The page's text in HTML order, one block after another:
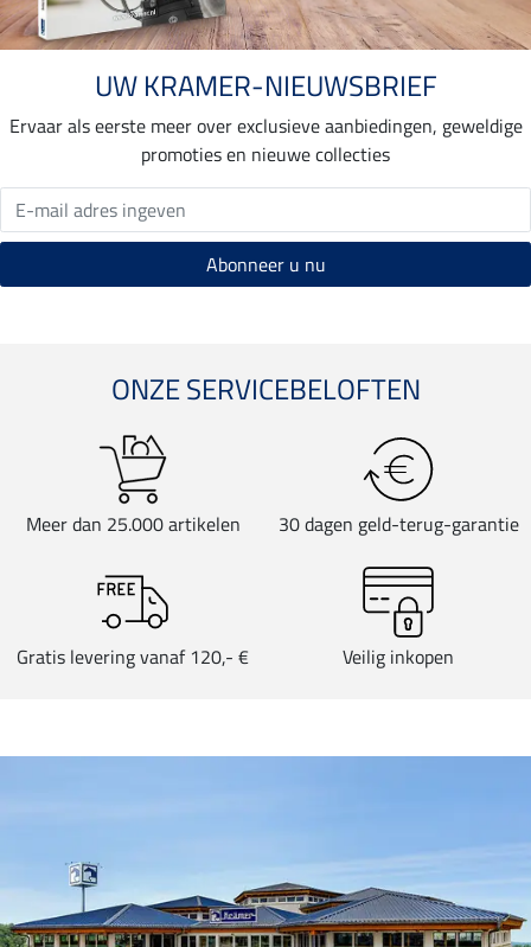
UW KRAMER-NIEUWSBRIEF
Ervaar als eerste meer over exclusieve aanbiedingen, geweldige
promoties en nieuwe collecties
ONZE SERVICEBELOFTEN
Meer dan 25.000 artikelen 30 dagen geld-terug-garantie
Gratis levering vanaf 120,- € Veilig inkopen